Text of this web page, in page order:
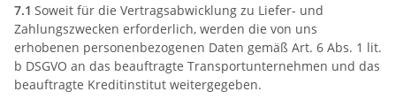
7.1 Soweit für die Vertragsabwicklung zu Liefer- und
Zahlungszwecken erforderlich, werden die von uns
erhobenen personenbezogenen Daten gemäß Art. 6 Abs. 1 lit.
b DSGVO an das beauftragte Transportunternehmen und das
beauftragte Kreditinstitut weitergegeben.